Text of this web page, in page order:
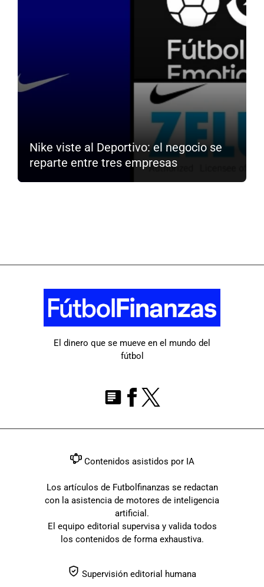
Nike viste al Deportivo: el negocio se
reparte entre tres empresas
El dinero que se mueve en el mundo del
fútbol
Contenidos asistidos por IA
Los artículos de Futbolfinanzas se redactan
con la asistencia de motores de inteligencia
artificial.
El equipo editorial supervisa y valida todos
los contenidos de forma exhaustiva.
Supervisión editorial humana